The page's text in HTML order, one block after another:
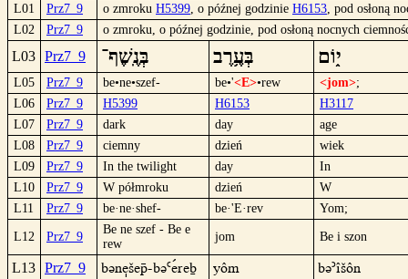
L01 Prz7_9 o zmroku H5399, o późnej godzinie H6153, pod osłoną
L02
Prz7_9 o zmroku, o późnej godzinie, pod osłoną nocnych
L03 Prz7_9 בְּנֶֽשֶׁף־ בְּעֶ֥רֶב י֑וֹם
L05 Prz7_9 be•ne•szef- be•'<E>•rew <jom>;
L06
Prz7_9 H5399 H6153
H3117
L07
Prz7_9 dark day
age
L08
Prz7_9 ciemny dzień
wiek
L09
Prz7_9 In the twilight day
In
L10
Prz7_9 W półmroku dzień
W
L11
Prz7_9 be·ne·shef- be·'E·rev Yom;
L12 Prz7_9
Be ne szef - Be e
rew
jom Be i szon
L13 Prz7_9 Büne|šep-Bü`eºreb yôm Bü´îšôn